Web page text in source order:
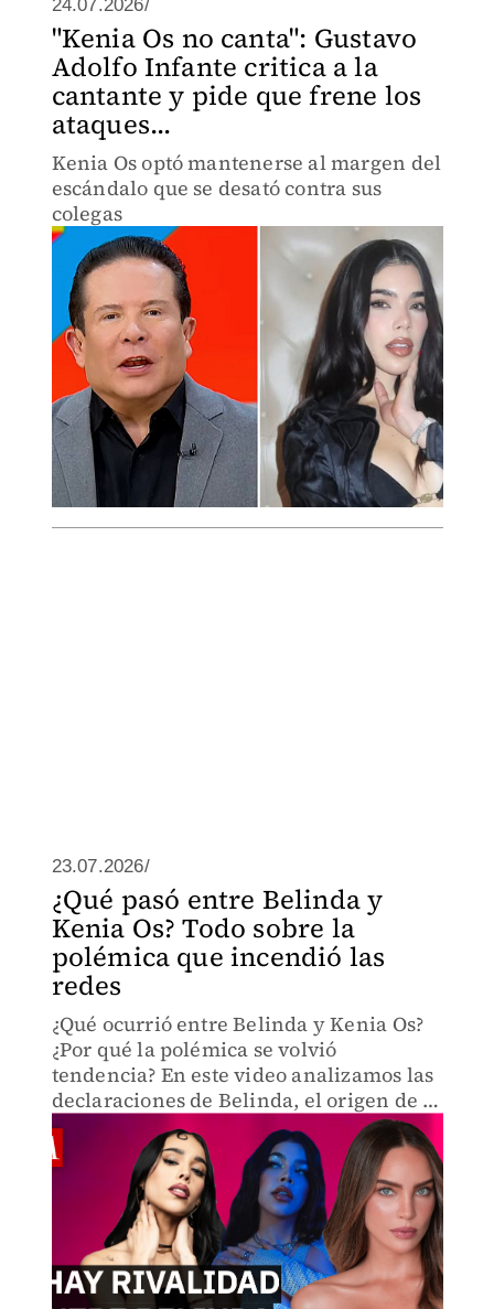
24.07.2026/
"Kenia Os no canta": Gustavo
Adolfo Infante critica a la
cantante y pide que frene los
ataques...
Kenia Os optó mantenerse al margen del
escándalo que se desató contra sus
colegas
23.07.2026/
¿Qué pasó entre Belinda y
Kenia Os? Todo sobre la
polémica que incendió las
redes
¿Qué ocurrió entre Belinda y Kenia Os?
¿Por qué la polémica se volvió
tendencia? En este video analizamos las
declaraciones de Belinda, el origen de la
controversia, la reacción de los fandoms
y el mensaje que compartió en
Instagram.